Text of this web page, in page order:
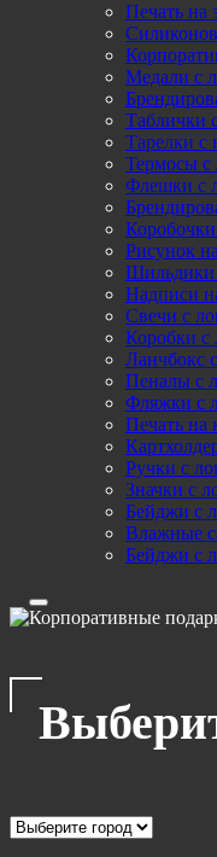
Печать на
Медали с
Таблички
Тарелки с
Термосы с
Флешки с
Рисунок
Шильдики
Надписи
Свечи с
Коробки с
Ланчбокс
Пеналы с
Фляжки с
Печать на
Ручки с
Значки с
Бейджи с
Влажные
Бейджи с